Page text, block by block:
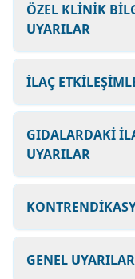
ÖZEL KLİNİK
UYARILAR
İLAÇ
GIDALARDAKİ
UYARILAR
GENEL UYARILAR